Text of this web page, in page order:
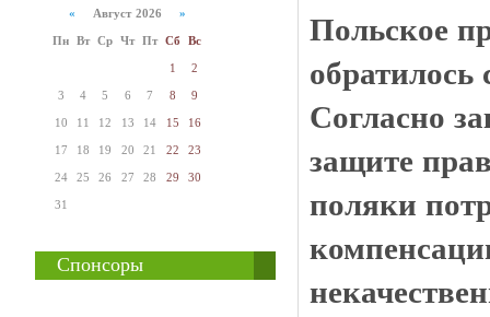
« Август 2026 »
Пн Вт Ср Чт Пт Сб Вс
1 2
3 4 5 6 7 8 9
10 11 12 13 14 15 16
17 18 19 20 21 22 23
24 25 26 27 28 29 30
31
Спонсоры
Польское
обратилось
Согласно
защите
поляки